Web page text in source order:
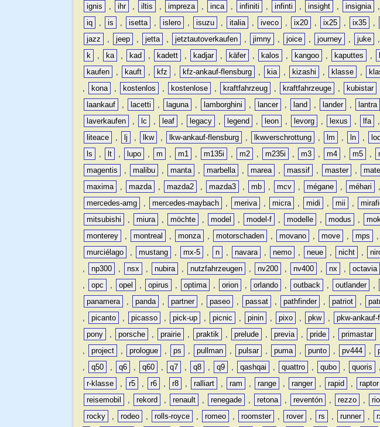
ignis
, ihr , iltis , impreza , inca , infiniti , infinti , insight , insignia ,
iq
, is , isetta , islero , isuzu , italia , iveco , ix20 , ix25 , ix35 ,
jazz
, jeep , jetta , jetztautoverkaufen , jimny , joice , journey , juke ,
k
, ka , kad , kadett , kadjar , käfer , kalos , kangoo , kaputtes ,
kaufen
, kauft , kfz , kfz-ankauf-flensburg , kia , kizashi , klasse ,
,
kona , kostenlos , kostenlose , kraftfahrzeug , kraftfahrzeuge , kubistar
laankauf
, lacetti , laguna , lamborghini , lancer , land , lander , lantra
laverkaufen
, lc , leaf , legacy , legend , leon , levorg , lexus , lfa ,
liteace
, lj , lkw , lkw-ankauf-flensburg , lkwverschrottung , lm , ln ,
ls
, lt , lupo , m , m1 , m135i , m2 , m235i , m3 , m4 , m5 ,
magentis
, malibu , manta , marbella , marea , massif , master ,
maxima
, mazda , mazda2 , mazda3 , mb , mcv , mégane , méhari ,
mercedes-amg
, mercedes-maybach , meriva , micra , midi , mii ,
mitsubishi
, miura , möchte , model , model-f , modelle , modus ,
monterey
, montreal , monza , motorschaden , movano , move , mps ,
murciélago
, mustang , mx-5 , n , navara , nemo , neue , nicht ,
,
np300 , nsx , nubira , nutzfahrzeugen , nv200 , nv400 , nx , octavia
,
opc , opel , opirus , optima , orion , orlando , outback , outlander ,
panamera
, panda , partner , paseo , passat , pathfinder , patriot ,
,
picanto , picasso , pick-up , picnic , pinin , pixo , pkw , pkw-ankauf-
pony
, porsche , prairie , praktik , prelude , previa , pride , primastar
,
project , prologue , ps , pullman , pulsar , puma , punto , pv444 ,
,
q50 , q6 , q60 , q7 , q8 , q9 , qashqai , quattro , qubo , quoris ,
r-klasse
, r5 , r6 , r8 , ralliart , ram , range , ranger , rapid , raptor
reisemobil
, rekord , renault , renegade , retona , reventón , rezzo , rio
rocky
, rodeo , rolls-royce , romeo , roomster , rover , rs , runner ,